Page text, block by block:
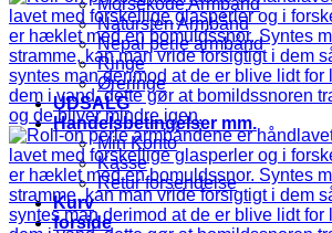
Morsekode Armbånd
Natursten Armbånd
Nepal perle armbånd
Ringe
Øreringe
UDSALG
Handelsbetingelser mm.
Min Konto
Kasse
Retur forsendelse
Kurv
forside